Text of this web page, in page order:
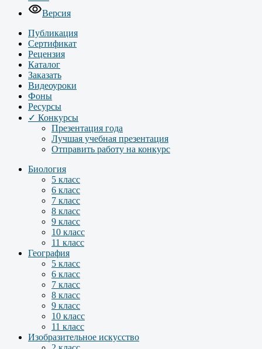
Версия
Публикация
Сертификат
Рецензия
Каталог
Заказать
Видеоуроки
Фоны
Ресурсы
✓ Конкурсы
Презентация года
Лучшая учебная презентация
Отправить работу на конкурс
Биология
5 класс
6 класс
7 класс
8 класс
9 класс
10 класс
11 класс
География
5 класс
6 класс
7 класс
8 класс
9 класс
10 класс
11 класс
Изобразительное искусство